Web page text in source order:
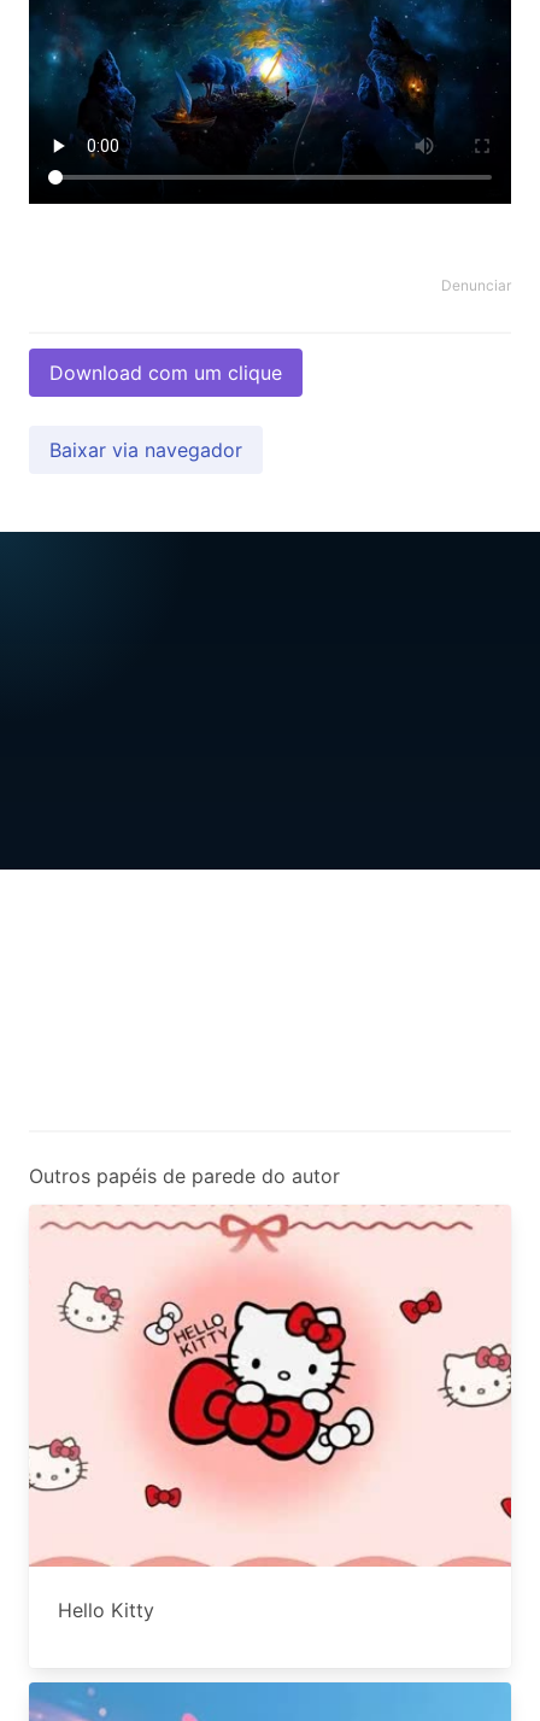
Denunciar
Download com um clique
Baixar via navegador
Outros papéis de parede do autor
Hello Kitty